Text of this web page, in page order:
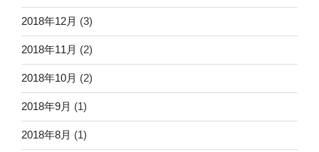
2018年12月 (3)
2018年11月 (2)
2018年10月 (2)
2018年9月 (1)
2018年8月 (1)